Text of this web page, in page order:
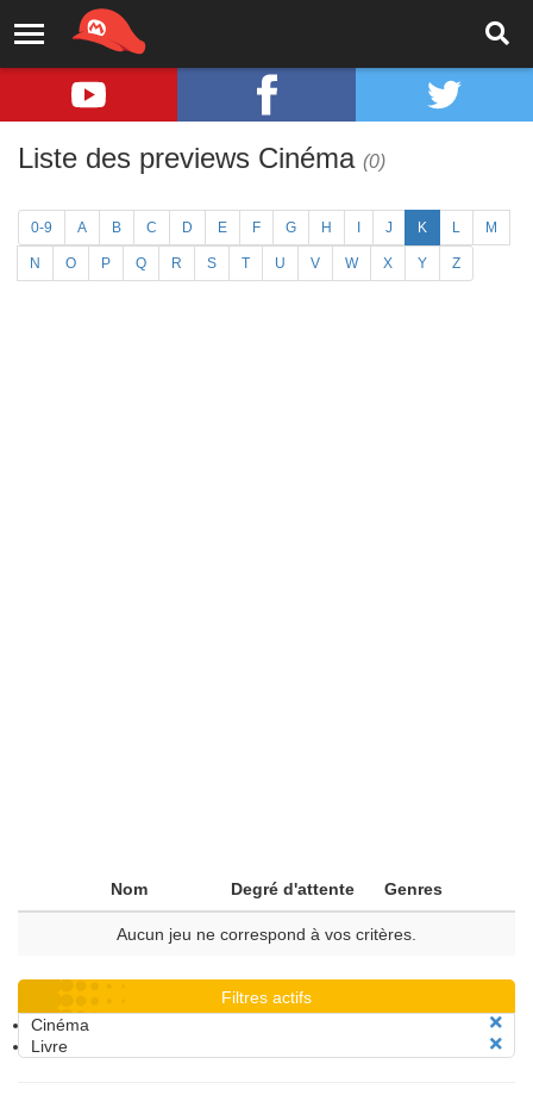
Liste des previews Cinéma (0)
0-9 A B C D E F G H J K L M
N O P Q R S T U V W X Y Z
Nom Degré d'attente Genres
Aucun jeu ne correspond à vos critères.
Filtres actifs
Cinéma
Livre